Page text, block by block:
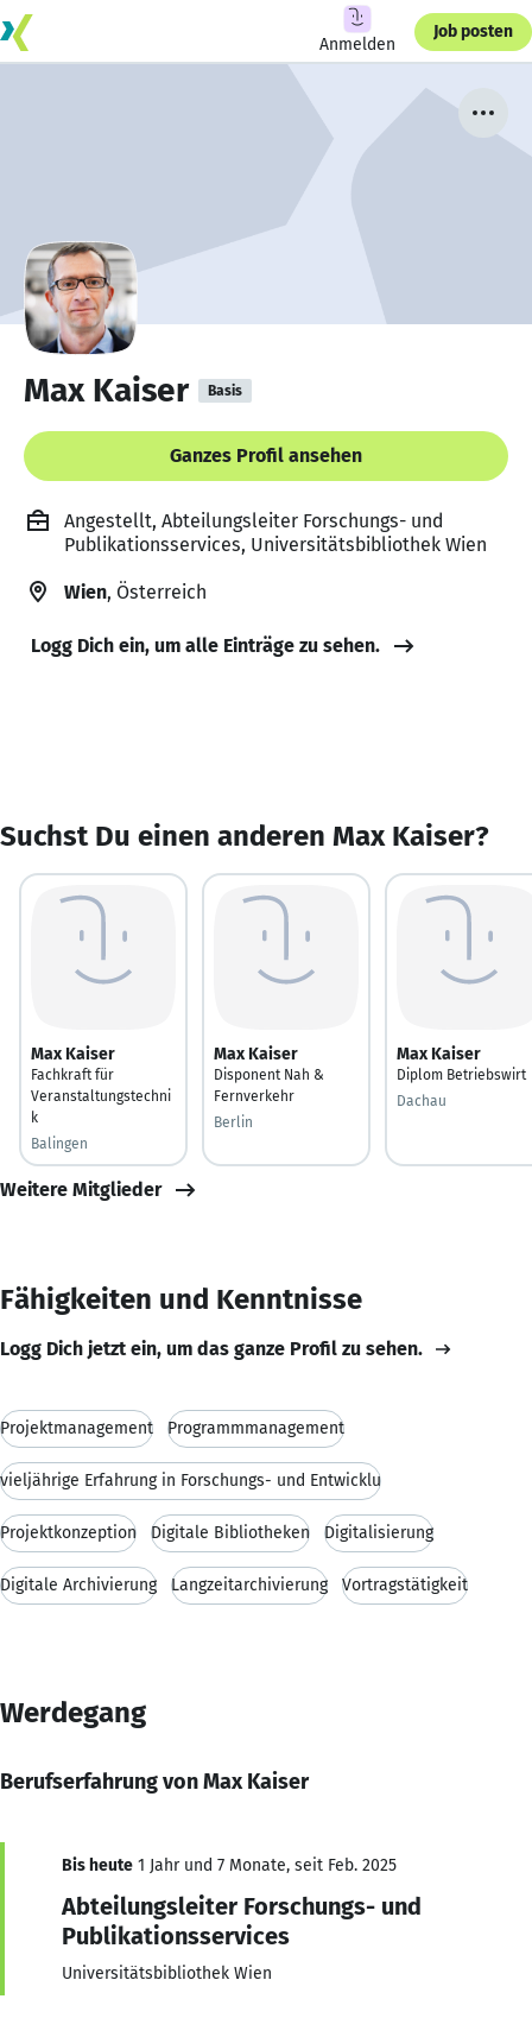
Anmelden
Job posten
Max Kaiser Basis
Ganzes Profil ansehen
Angestellt, Abteilungsleiter Forschungs- und
Publikationsservices, Universitätsbibliothek Wien
Wien, Österreich
Logg Dich ein, um alle Einträge zu sehen.
Suchst Du einen anderen Max Kaiser?
Max Kaiser
Fachkraft für
Veranstaltungstechni
k
Balingen
Max Kaiser
Disponent Nah &
Fernverkehr
Berlin
Max Kaiser
Diplom Betriebswirt
Dachau
Weitere Mitglieder
Fähigkeiten und Kenntnisse
Logg Dich jetzt ein, um das ganze Profil zu sehen.
Projektmanagement Programmmanagement
vieljährige Erfahrung in Forschungs- und Entwicklu
Projektkonzeption Digitale Bibliotheken Digitalisierung
Digitale Archivierung Langzeitarchivierung Vortragstätigkeit
Werdegang
Berufserfahrung von Max Kaiser
Bis heute 1 Jahr und 7 Monate, seit Feb. 2025
Abteilungsleiter Forschungs- und
Publikationsservices
Universitätsbibliothek Wien